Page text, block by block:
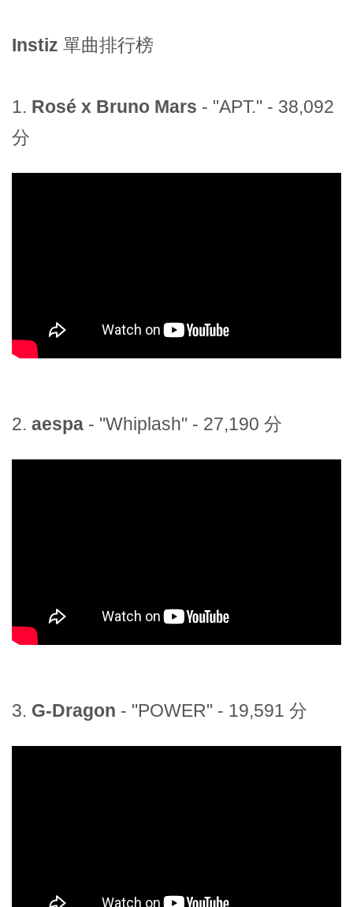
Instiz 單曲排行榜
1. Rosé x Bruno Mars - "APT." - 38,092
分
2. aespa - "Whiplash" - 27,190 分
3. G-Dragon - "POWER" - 19,591 分